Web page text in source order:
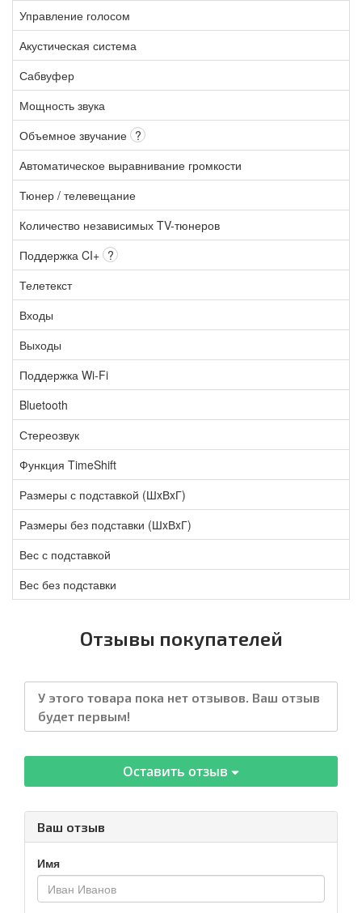
Управление голосом
Акустическая система
Сабвуфер
Мощность звука
Объемное звучание ?
Автоматическое выравнивание громкости
Тюнер / телевещание
Количество независимых TV-тюнеров
Поддержка CI+ ?
Телетекст
Входы
Выходы
Поддержка Wi-Fi
Bluetooth
Стереозвук
Функция TimeShift
Размеры с подставкой (ШxВxГ)
Размеры без подставки (ШxВxГ)
Вес с подставкой
Вес без подставки
Отзывы покупателей
У этого товара пока нет отзывов. Ваш отзыв
будет первым!
Оставить отзыв
Ваш отзыв
Имя